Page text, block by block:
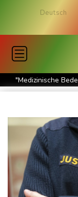
Deutsch
"Medizinische
Eurojackpot
in Ceuta
Mindestens zehn
Jemen
US-Senat stimmt
US-Gericht setzt